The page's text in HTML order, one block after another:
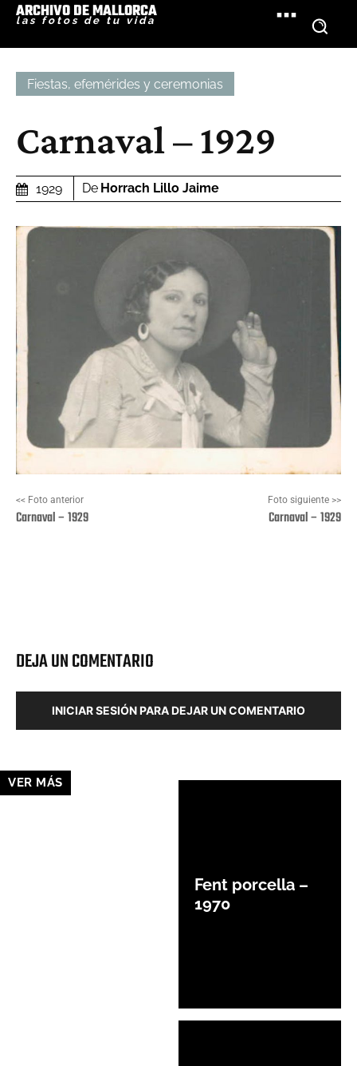
ARCHIVO DE MALLORCA
las fotos de tu vida
Fiestas, efemérides y ceremonias
Carnaval – 1929
1929 De Horrach Lillo Jaime
<< Foto anterior
Carnaval – 1929
Foto siguiente >>
Carnaval – 1929
DEJA UN COMENTARIO
INICIAR SESIÓN PARA DEJAR UN COMENTARIO
VER MÁS
Fent porcella –
1970